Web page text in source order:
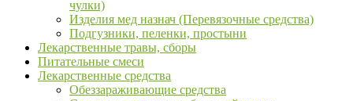
чулки)
Изделия мед назнач (Перевязочные средства)
Подгузники, пеленки, простыни
Лекарственные травы, сборы
Питательные смеси
Лекарственные средства
Обеззараживающие средства